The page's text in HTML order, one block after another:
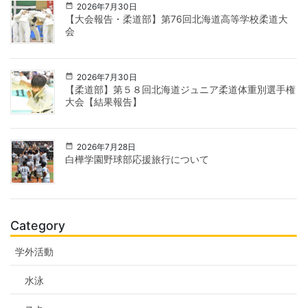
2026年7月30日
【大会報告・柔道部】第76回北海道高等学校柔道大
会
2026年7月30日
【柔道部】第５８回北海道ジュニア柔道体重別選手権
大会【結果報告】
2026年7月28日
白樺学園野球部応援旅行について
Category
学外活動
水泳